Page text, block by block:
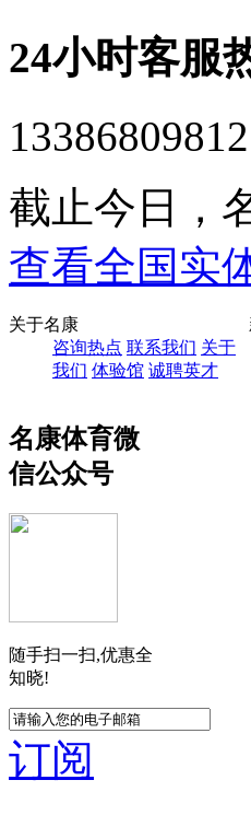
24小时客服
13386809812
截止今日，
查看全国实
关于名康
咨询热点 联系我们 关于
我们 体验馆 诚聘英才
名康体育微
信公众号
随手扫一扫,优惠全
知晓!
订阅